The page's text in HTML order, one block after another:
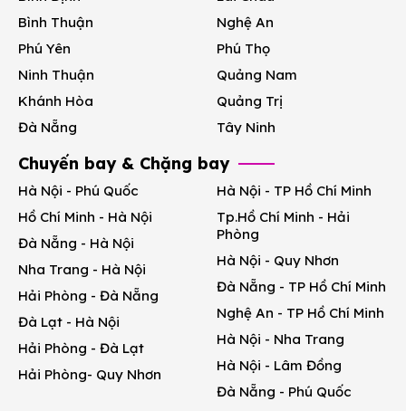
Bình Thuận
Phú Yên
Ninh Thuận
Khánh Hòa
Đà Nẵng
Nghệ An
Phú Thọ
Quảng Nam
Quảng Trị
Tây Ninh
Chuyến bay & Chặng bay
Hà Nội - Phú Quốc
Hồ Chí Minh - Hà Nội
Đà Nẵng - Hà Nội
Nha Trang - Hà Nội
Hải Phòng - Đà Nẵng
Đà Lạt - Hà Nội
Hải Phòng - Đà Lạt
Hải Phòng- Quy Nhơn
Hà Nội - TP Hồ Chí Minh
Tp.Hồ Chí Minh - Hải
Phòng
Hà Nội - Quy Nhơn
Đà Nẵng - TP Hồ Chí Minh
Nghệ An - TP Hồ Chí Minh
Hà Nội - Nha Trang
Hà Nội - Lâm Đồng
Đà Nẵng - Phú Quốc